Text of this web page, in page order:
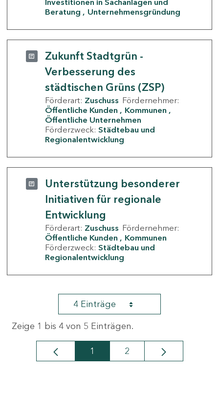
Investitionen in Sachanlagen und
Beratung
Unternehmensgründung
Zukunft Stadtgrün -
Verbesserung des
städtischen Grüns (ZSP)
Förderart: Zuschuss Fördernehmer:
Öffentliche Kunden
Kommunen
Öffentliche Unternehmen
Förderzweck: Städtebau und
Regionalentwicklung
Unterstützung besonderer
Initiativen für regionale
Entwicklung
Förderart: Zuschuss Fördernehmer:
Öffentliche Kunden
Kommunen
Förderzweck: Städtebau und
Regionalentwicklung
4 Einträge
Zeige 1 bis 4 von 5 Einträgen.
Seite
1 Seite
2